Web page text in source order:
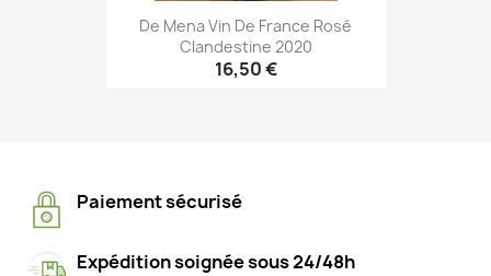
De Mena Vin De France Rosé
Clandestine 2020
16,50 €
Paiement sécurisé
Expédition soignée sous 24/48h